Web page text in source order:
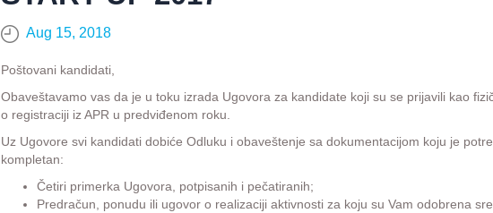
Aug 15, 2018
Poštovani kandidati,
Obaveštavamo vas da je u toku izrada Ugovora za kandidate koji su se prijavili kao
o registraciji iz APR u predviđenom roku.
Uz Ugovore svi kandidati dobiće Odluku i obaveštenje sa dokumentacijom koju je
kompletan:
Četiri primerka Ugovora, potpisanih i pečatiranih;
Predračun, ponudu ili ugovor o realizaciji aktivnosti za koju su Vam odobrena